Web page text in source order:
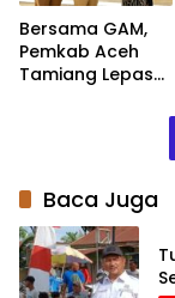
Bersama GAM,
Pemkab Aceh
Tamiang Lepas
Baca Juga